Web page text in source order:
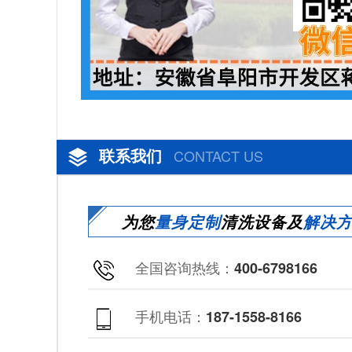
联系我们 CONTACT US
为您量身定制清洗设备及解决
全国咨询热线： 400-6798166
手机电话： 187-1558-8166